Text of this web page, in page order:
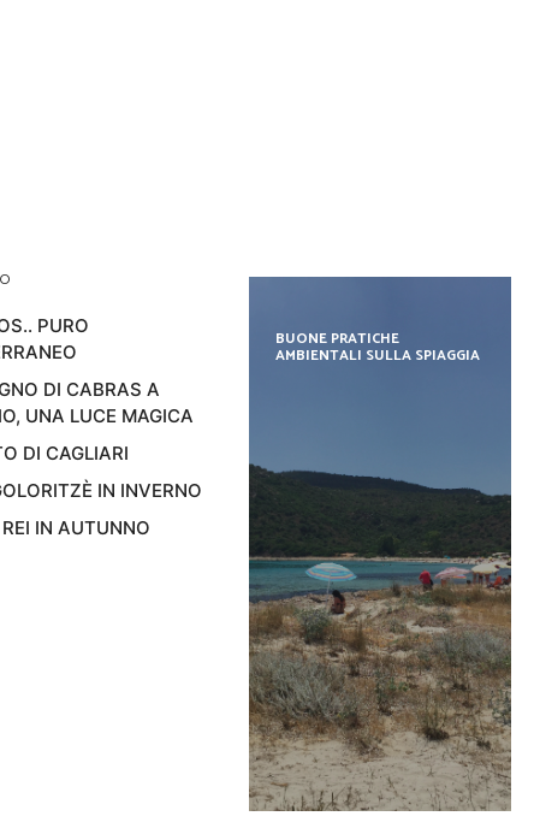
PURO
DI CABRAS A
UNA LUCE MAGICA
DI CAGLIARI
IN INVERNO
IN AUTUNNO
BUONE PRATICHE
AMBIENTALI SULLA SPIAGGIA